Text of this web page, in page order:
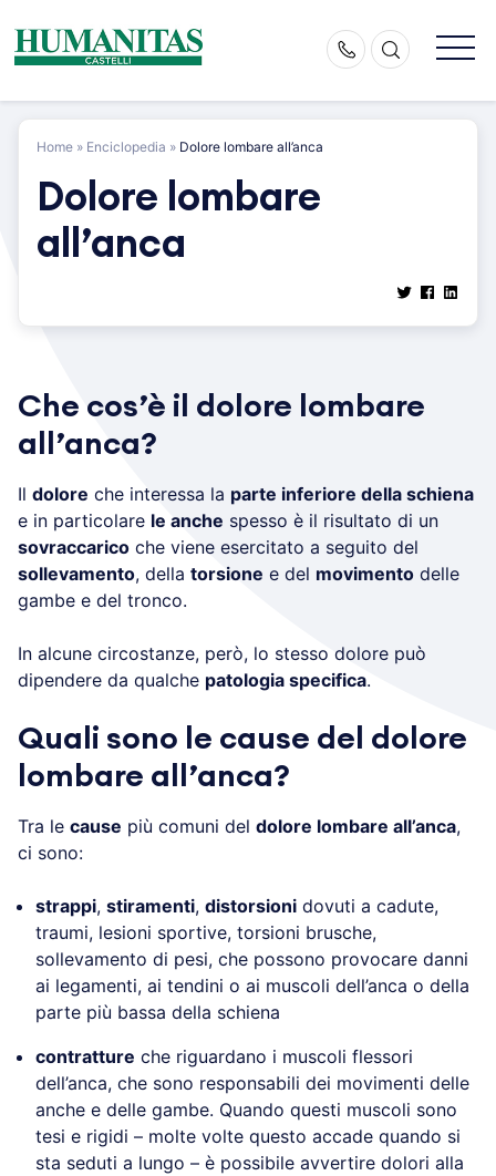
content
Home » Enciclopedia » Dolore lombare all’anca
Dolore lombare
all’anca
Che cos’è il dolore lombare
all’anca?
Il dolore che interessa la parte inferiore della schiena
e in particolare le anche spesso è il risultato di un
sovraccarico che viene esercitato a seguito del
sollevamento, della torsione e del movimento delle
gambe e del tronco.
In alcune circostanze, però, lo stesso dolore può
dipendere da qualche patologia specifica.
Quali sono le cause del dolore
lombare all’anca?
Tra le cause più comuni del dolore lombare all’anca,
ci sono:
strappi, stiramenti, distorsioni dovuti a cadute,
traumi, lesioni sportive, torsioni brusche,
sollevamento di pesi, che possono provocare danni
ai legamenti, ai tendini o ai muscoli dell’anca o della
parte più bassa della schiena
contratture che riguardano i muscoli flessori
dell’anca, che sono responsabili dei movimenti delle
anche e delle gambe. Quando questi muscoli sono
tesi e rigidi – molte volte questo accade quando si
sta seduti a lungo – è possibile avvertire dolori alla